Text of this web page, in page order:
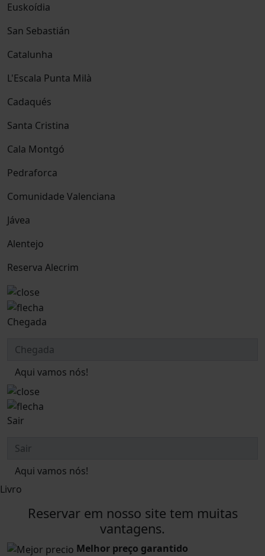
Euskoídia
San Sebastián
Catalunha
L'Escala Punta Milà
Cadaqués
Santa Cristina
Cala Montgó
Pedraforca
Comunidade Valenciana
Jávea
Alentejo
Reserva Alecrim
Chegada
Aqui vamos nós!
Sair
Aqui vamos nós!
Livro
Reservar em nosso site tem muitas
vantagens.
Melhor preço garantido